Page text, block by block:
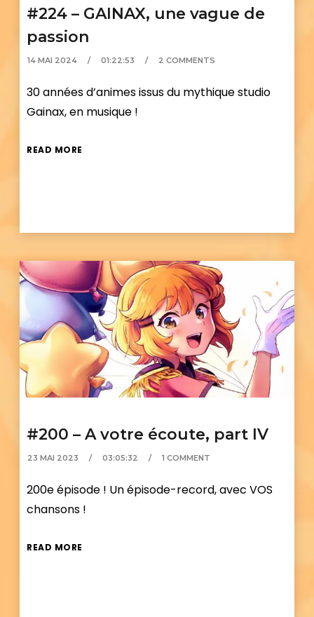
#224 – GAINAX, une vague de
passion
14 MAI 2024 01:22:53 2 COMMENTS
30 années d’animes issus du mythique studio
Gainax, en musique !
READ MORE
#200 – A votre écoute, part IV
23 MAI 2023 03:05:32 1 COMMENT
200e épisode ! Un épisode-record, avec VOS
chansons !
READ MORE